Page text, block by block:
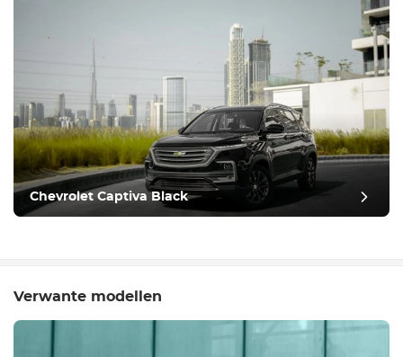
Chevrolet Captiva Black
Verwante modellen